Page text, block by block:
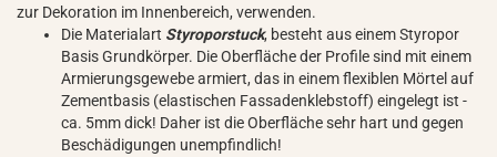
zur Dekoration im Innenbereich, verwenden.
Die Materialart Styroporstuck, besteht aus einem Styropor
Basis Grundkörper. Die Oberfläche der Profile sind mit einem
Armierungsgewebe armiert, das in einem flexiblen Mörtel auf
Zementbasis (elastischen Fassadenklebstoff) eingelegt ist -
ca. 5mm dick! Daher ist die Oberfläche sehr hart und gegen
Beschädigungen unempfindlich!